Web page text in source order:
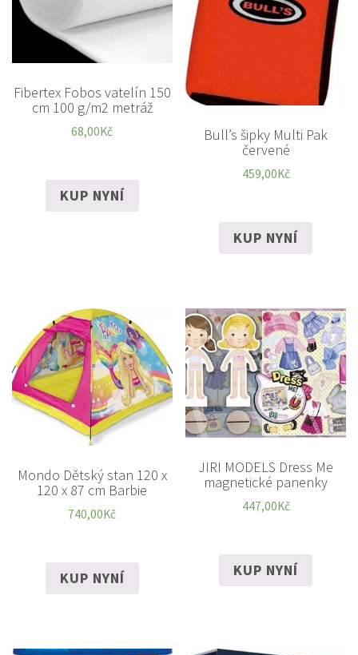
Fibertex Fobos vatelín 150
cm 100 g/m2 metráž
68,00Kč
KUP NYNÍ
Bull’s šipky Multi Pak
červené
459,00Kč
KUP NYNÍ
Mondo Dětský stan 120 x
120 x 87 cm Barbie
740,00Kč
KUP NYNÍ
JIRI MODELS Dress Me
magnetické panenky
447,00Kč
KUP NYNÍ